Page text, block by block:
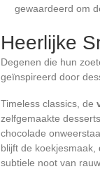
gewaardeerd om
Heerlijke
Degenen die hun
geïnspireerd door
Timeless classics, de
zelfgemaakte
chocolade
blijft de
subtiele noot van